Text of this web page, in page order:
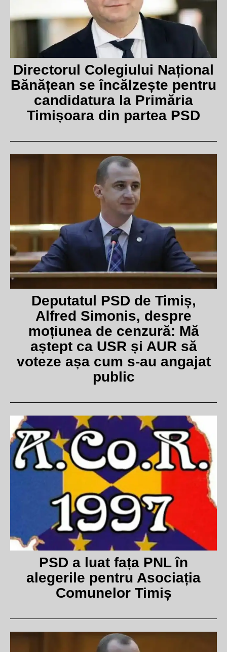
Directorul Colegiului Național
Bănățean se încălzește pentru
candidatura la Primăria
Timișoara din partea PSD
Deputatul PSD de Timiș,
Alfred Simonis, despre
moțiunea de cenzură: Mă
aștept ca USR și AUR să
voteze așa cum s-au angajat
public
PSD a luat fața PNL în
alegerile pentru Asociația
Comunelor Timiș